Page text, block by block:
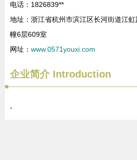
电话：1826839**
地址：浙江省杭州市滨江区长河街道江
幢6层609室
网址： www.0571youxi.com
企业简介Introduction
-